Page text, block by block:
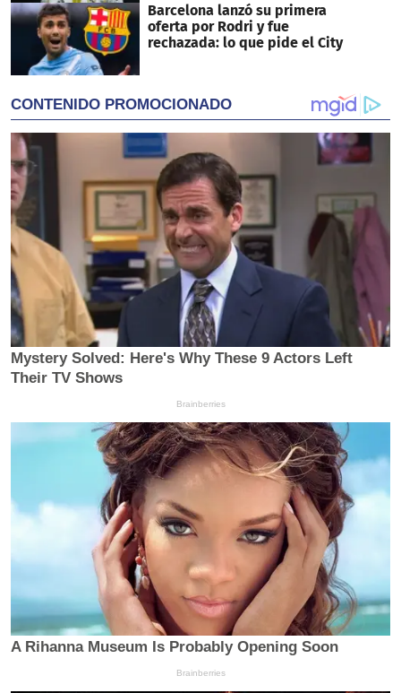
Barcelona lanzó su primera
oferta por Rodri y fue
rechazada: lo que pide el City